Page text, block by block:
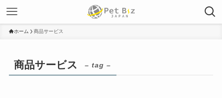
ホーム 商品サービス
商品サービス – tag –